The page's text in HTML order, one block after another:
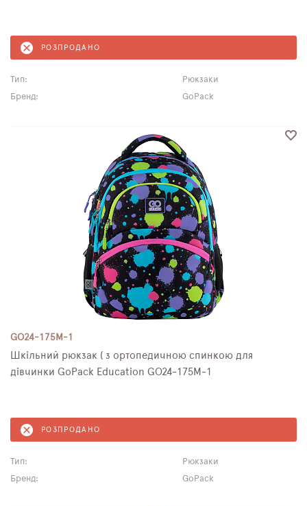
РОЗПРОДАНО
Тип:
Рюкзаки
Бренд:
GoPack
GO24-175M-1
Шкільний рюкзак ( з ортопедичною спинкою для
дівчинки GoPack Education GO24-175M-1
РОЗПРОДАНО
Тип:
Рюкзаки
Бренд:
GoPack